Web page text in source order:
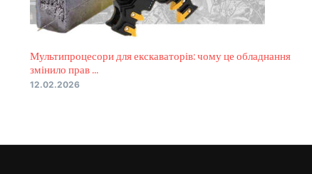
Мультипроцесори для екскаваторів: чому це обладнання
змінило прав ...
12.02.2026